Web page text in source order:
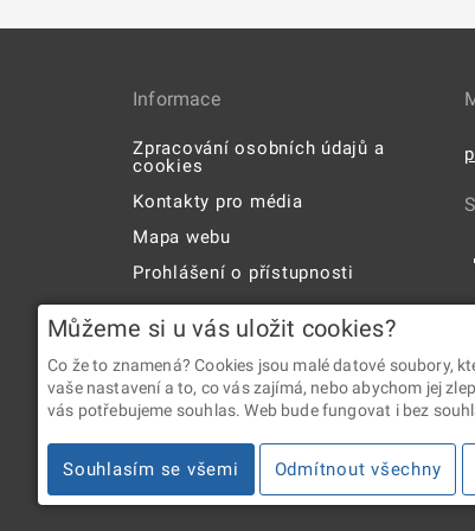
Informace
Zpracování osobních údajů a
cookies
Kontakty pro média
Mapa webu
Prohlášení o přístupnosti
2026 © Digitální a informační agentura •
Můžeme si u vás uložit cookies?
Co že to znamená? Cookies jsou malé datové soubory,
vaše nastavení a to, co vás zajímá, nebo abychom jej
vás potřebujeme souhlas. Web bude fungovat i bez
Souhlasím se všemi Odmítnout všechny